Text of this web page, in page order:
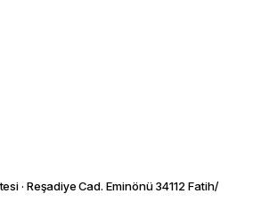
· Reşadiye Cad. Eminönü 34112 Fatih/